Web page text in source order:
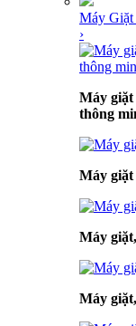
Máy
›
Máy giặt
thông
Máy giặt
Máy
Máy